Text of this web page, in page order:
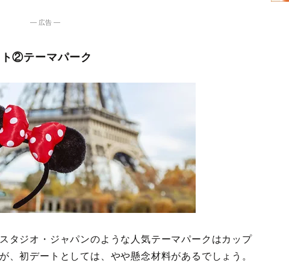
― 広告 ―
②テーマパーク
タジオ・ジャパンのような人気テーマパークはカップ
、初デートとしては、やや懸念材料があるでしょう。